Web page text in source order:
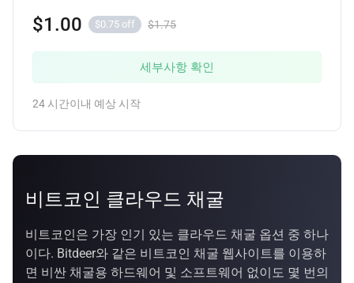
$1.00 $0.75 off $1.75
세부사항 확인
24 시간이내 예상 시작
비트코인 클라우드 채굴
비트코인은 가장 인기 있는 클라우드 채굴 옵션 중 하나
이다. Bitdeer와 같은 비트코인 채굴 웹사이트를 이용하
면 비싼 채굴용 하드웨어 및 소프트웨어 없이도 몇 번의